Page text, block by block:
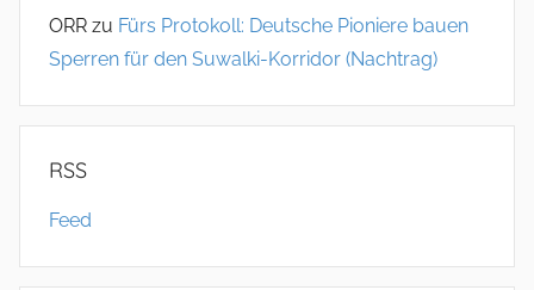
ORR zu Fürs Protokoll: Deutsche Pioniere bauen
Sperren für den Suwalki-Korridor (Nachtrag)
RSS
Feed